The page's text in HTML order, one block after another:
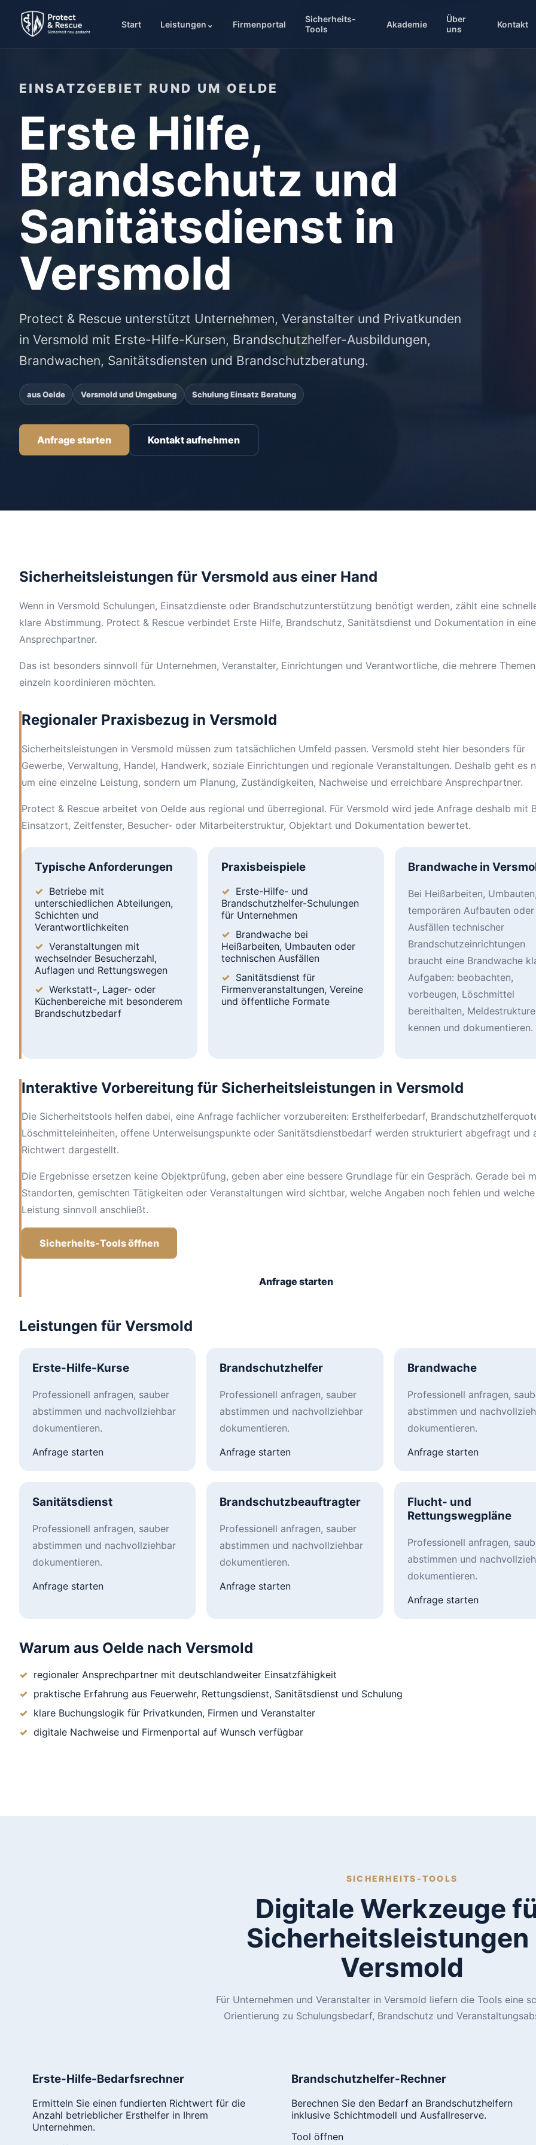
Start Leistungen ⌄ Firmenportal
Sicherheits-
Tools
Akademie
Über
uns
Kontakt
EINSATZGEBIET RUND UM OELDE
Erste Hilfe,
Brandschutz und
Sanitätsdienst in
Versmold
Protect & Rescue unterstützt Unternehmen, Veranstalter und Privatkunden
in Versmold mit Erste-Hilfe-Kursen, Brandschutzhelfer-Ausbildungen,
Brandwachen, Sanitätsdiensten und Brandschutzberatung.
aus Oelde Versmold und Umgebung Schulung Einsatz Beratung
Anfrage starten Kontakt aufnehmen
Sicherheitsleistungen für Versmold aus einer Hand
Wenn in Versmold Schulungen, Einsatzdienste oder Brandschutzunterstützung benötigt werden, zählt eine
klare Abstimmung. Protect & Rescue verbindet Erste Hilfe, Brandschutz, Sanitätsdienst und Dokumentation in
Ansprechpartner.
Das ist besonders sinnvoll für Unternehmen, Veranstalter, Einrichtungen und Verantwortliche, die mehrere
einzeln koordinieren möchten.
Regionaler Praxisbezug in Versmold
Sicherheitsleistungen in Versmold müssen zum tatsächlichen Umfeld passen. Versmold steht hier besonders für
Gewerbe, Verwaltung, Handel, Handwerk, soziale Einrichtungen und regionale Veranstaltungen. Deshalb geht es
um eine einzelne Leistung, sondern um Planung, Zuständigkeiten, Nachweise und erreichbare Ansprechpartner.
Protect & Rescue arbeitet von Oelde aus regional und überregional. Für Versmold wird jede Anfrage deshalb mit
Einsatzort, Zeitfenster, Besucher- oder Mitarbeiterstruktur, Objektart und Dokumentation bewertet.
Typische Anforderungen
Betriebe mit
unterschiedlichen Abteilungen,
Schichten und
Verantwortlichkeiten
Veranstaltungen mit
wechselnder Besucherzahl,
Auflagen und Rettungswegen
Werkstatt-, Lager- oder
Küchenbereiche mit besonderem
Brandschutzbedarf
Praxisbeispiele
Erste-Hilfe- und
Brandschutzhelfer-Schulungen
für Unternehmen
Brandwache bei
Heißarbeiten, Umbauten oder
technischen Ausfällen
Sanitätsdienst für
Firmenveranstaltungen, Vereine
und öffentliche Formate
Brandwache in
Bei Heißarbeiten, Umbauten,
temporären Aufbauten oder
Ausfällen technischer
Brandschutzeinrichtungen
braucht eine Brandwache
Aufgaben: beobachten,
vorbeugen, Löschmittel
bereithalten,
kennen und dokumentieren.
Interaktive Vorbereitung für Sicherheitsleistungen in Versmold
Die Sicherheitstools helfen dabei, eine Anfrage fachlicher vorzubereiten: Ersthelferbedarf,
Löschmitteleinheiten, offene Unterweisungspunkte oder Sanitätsdienstbedarf werden strukturiert abgefragt und
Richtwert dargestellt.
Die Ergebnisse ersetzen keine Objektprüfung, geben aber eine bessere Grundlage für ein Gespräch. Gerade bei
Standorten, gemischten Tätigkeiten oder Veranstaltungen wird sichtbar, welche Angaben noch fehlen und welche
Leistung sinnvoll anschließt.
Sicherheits-Tools öffnen
Anfrage starten
Leistungen für Versmold
Erste-Hilfe-Kurse
Professionell anfragen, sauber
abstimmen und nachvollziehbar
dokumentieren.
Anfrage starten
Brandschutzhelfer
Professionell anfragen, sauber
abstimmen und nachvollziehbar
dokumentieren.
Anfrage starten
Brandwache
Professionell anfragen,
abstimmen und
dokumentieren.
Anfrage starten
Sanitätsdienst
Professionell anfragen, sauber
abstimmen und nachvollziehbar
dokumentieren.
Anfrage starten
Brandschutzbeauftragter
Professionell anfragen, sauber
abstimmen und nachvollziehbar
dokumentieren.
Anfrage starten
Flucht- und
Rettungswegpläne
Professionell anfragen,
abstimmen und
dokumentieren.
Anfrage starten
Warum aus Oelde nach Versmold
regionaler Ansprechpartner mit deutschlandweiter Einsatzfähigkeit
praktische Erfahrung aus Feuerwehr, Rettungsdienst, Sanitätsdienst und Schulung
klare Buchungslogik für Privatkunden, Firmen und Veranstalter
digitale Nachweise und Firmenportal auf Wunsch verfügbar
SICHERHEITS-TOOLS
Digitale Werkzeuge
Sicherheitsleistungen
Versmold
Für Unternehmen und Veranstalter in Versmold liefern die Tools eine
Orientierung zu Schulungsbedarf, Brandschutz und
Erste-Hilfe-Bedarfsrechner
Ermitteln Sie einen fundierten Richtwert für die
Anzahl betrieblicher Ersthelfer in Ihrem
Unternehmen.
Brandschutzhelfer-Rechner
Berechnen Sie den Bedarf an Brandschutzhelfern
inklusive Schichtmodell und Ausfallreserve.
Tool öffnen